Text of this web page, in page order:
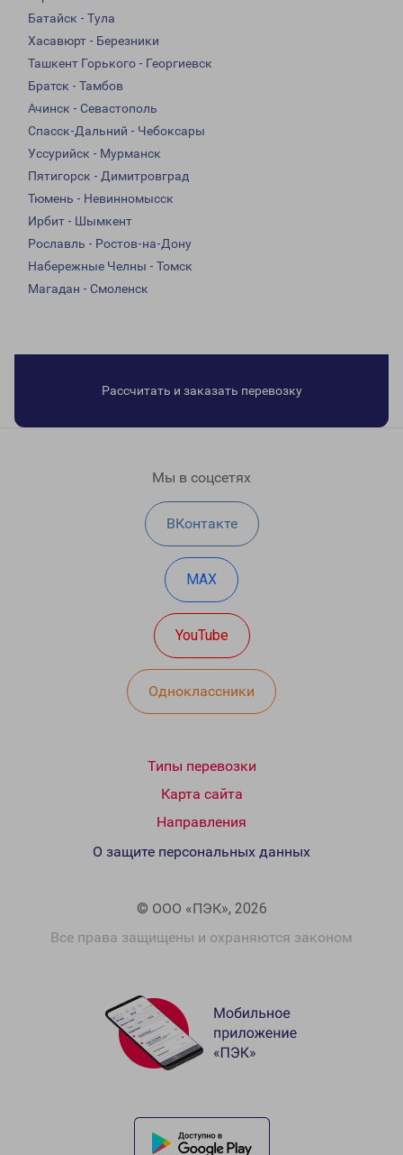
Батайск - Тула
Хасавюрт - Березники
Ташкент Горького - Георгиевск
Братск - Тамбов
Ачинск - Севастополь
Спасск-Дальний - Чебоксары
Уссурийск - Мурманск
Пятигорск - Димитровград
Тюмень - Невинномысск
Ирбит - Шымкент
Рославль - Ростов-на-Дону
Набережные Челны - Томск
Магадан - Смоленск
Рассчитать и заказать перевозку
Мы в соцсетях
ВКонтакте
MAX
YouTube
Одноклассники
Типы перевозки
Карта сайта
Направления
© ООО «ПЭК», 2026
Все права защищены и охраняются законом
О защите персональных данных